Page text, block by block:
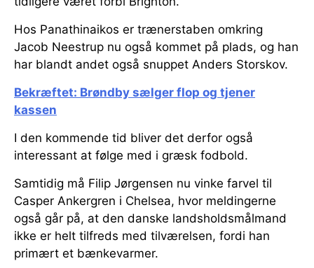
Hos Panathinaikos er trænerstaben omkring
Jacob Neestrup nu også kommet på plads, og han
har blandt andet også snuppet Anders Storskov.
Bekræftet: Brøndby sælger flop og tjener
kassen
I den kommende tid bliver det derfor også
interessant at følge med i græsk fodbold.
Samtidig må Filip Jørgensen nu vinke farvel til
Casper Ankergren i Chelsea, hvor meldingerne
også går på, at den danske landsholdsmålmand
ikke er helt tilfreds med tilværelsen, fordi han
primært et bænkevarmer.